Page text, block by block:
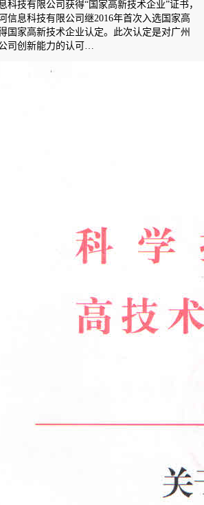
科技有限公司获得“国家高新技术企业”证书，
信息科技有限公司继2016年首次入选国家高
国家高新技术企业认定。此次认定是对广州
司创新能力的认可…